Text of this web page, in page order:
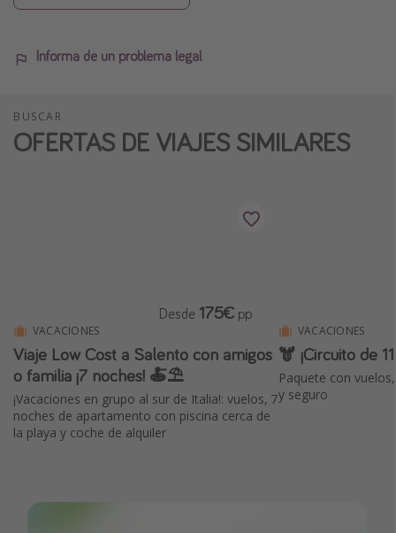
Informa de un problema legal
BUSCAR
OFERTAS DE VIAJES SIMILARES
VACACIONES
Viaje Low Cost a Salento con amigos
o familia ¡7 noches! 🍝⛱️
¡Vacaciones en grupo al sur de Italia!: vuelos, 7
noches de apartamento con piscina cerca de
la playa y coche de alquiler
Desde 175€ pp
VACACIONES
🫎 ¡Circuito de
Paquete con
y seguro